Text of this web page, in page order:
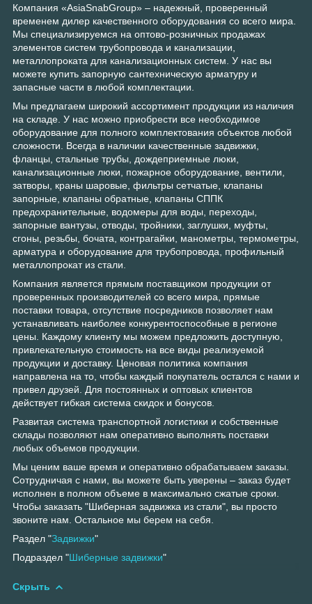
Компания «AsiaSnabGroup» – надежный, проверенный
временем дилер качественного оборудования со всего мира.
Мы специализируемся на оптово-розничных продажах
элементов систем трубопровода и канализации,
металлопроката для канализационных систем. У нас вы
можете купить запорную сантехническую арматуру и
запасные части в любой комплектации.
Мы предлагаем широкий ассортимент продукции из наличия
на складе. У нас можно приобрести все необходимое
оборудование для полного комплектования объектов любой
сложности. Всегда в наличии качественные задвижки,
фланцы, стальные трубы, дождеприемные люки,
канализационные люки, пожарное оборудование, вентили,
затворы, краны шаровые, фильтры сетчатые, клапаны
запорные, клапаны обратные, клапаны СППК
предохранительные, водомеры для воды, переходы,
запорные вантузы, отводы, тройники, заглушки, муфты,
сгоны, резьбы, бочата, контрагайки, манометры, термометры,
арматура и оборудование для трубопровода, профильный
металлопрокат из стали.
Компания является прямым поставщиком продукции от
проверенных производителей со всего мира, прямые
поставки товара, отсутствие посредников позволяет нам
устанавливать наиболее конкурентоспособные в регионе
цены. Каждому клиенту мы можем предложить доступную,
привлекательную стоимость на все виды реализуемой
продукции и доставку. Ценовая политика компания
направлена на то, чтобы каждый покупатель остался с нами и
привел друзей. Для постоянных и оптовых клиентов
действует гибкая система скидок и бонусов.
Развитая система транспортной логистики и собственные
склады позволяют нам оперативно выполнять поставки
любых объемов продукции.
Мы ценим ваше время и оперативно обрабатываем заказы.
Сотрудничая с нами, вы можете быть уверены – заказ будет
исполнен в полном объеме в максимально сжатые сроки.
Чтобы заказать "Шиберная задвижка из стали", вы просто
звоните нам. Остальное мы берем на себя.
Раздел "Задвижки"
Подраздел "Шиберные задвижки"
Скрыть